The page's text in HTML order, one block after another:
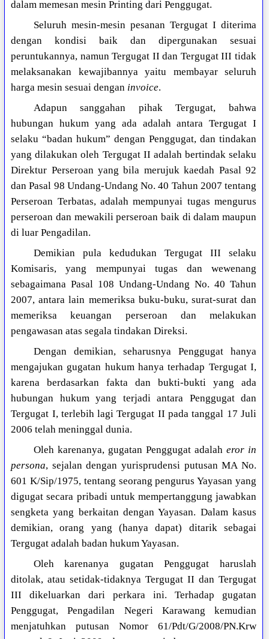
dalam memesan mesin Printing dari Penggugat.
Seluruh mesin-mesin pesanan Tergugat I diterima
dengan kondisi baik dan dipergunakan sesuai
peruntukannya, namun Tergugat II dan Tergugat III tidak
melaksanakan kewajibannya yaitu membayar seluruh
harga mesin sesuai dengan invoice.
Adapun sanggahan pihak Tergugat, bahwa
hubungan hukum yang ada adalah antara Tergugat I
selaku “badan hukum” dengan Penggugat, dan tindakan
yang dilakukan oleh Tergugat II adalah bertindak selaku
Direktur Perseroan yang bila merujuk kaedah Pasal 92
dan Pasal 98 Undang-Undang No. 40 Tahun 2007 tentang
Perseroan Terbatas, adalah mempunyai tugas mengurus
perseroan dan mewakili perseroan baik di dalam maupun
di luar Pengadilan.
Demikian pula kedudukan Tergugat III selaku
Komisaris, yang mempunyai tugas dan wewenang
sebagaimana Pasal 108 Undang-Undang No. 40 Tahun
2007, antara lain memeriksa buku-buku, surat-surat dan
memeriksa keuangan perseroan dan melakukan
pengawasan atas segala tindakan Direksi.
Dengan demikian, seharusnya Penggugat hanya
mengajukan gugatan hukum hanya terhadap Tergugat I,
karena berdasarkan fakta dan bukti-bukti yang ada
hubungan hukum yang terjadi antara Penggugat dan
Tergugat I, terlebih lagi Tergugat II pada tanggal 17 Juli
2006 telah meninggal dunia.
Oleh karenanya, gugatan Penggugat adalah eror in
persona, sejalan dengan yurisprudensi putusan MA No.
601 K/Sip/1975, tentang seorang pengurus Yayasan yang
digugat secara pribadi untuk mempertanggung jawabkan
sengketa yang berkaitan dengan Yayasan. Dalam kasus
demikian, orang yang (hanya dapat) ditarik sebagai
Tergugat adalah badan hukum Yayasan.
Oleh karenanya gugatan Penggugat haruslah
ditolak, atau setidak-tidaknya Tergugat II dan Tergugat
III dikeluarkan dari perkara ini. Terhadap gugatan
Penggugat, Pengadilan Negeri Karawang kemudian
menjatuhkan putusan Nomor 61/Pdt/G/2008/PN.Krw